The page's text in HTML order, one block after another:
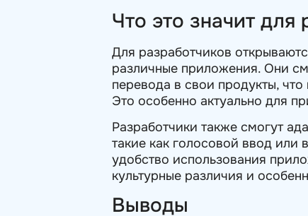
Что это значит для
Для разработчиков
различные приложения. Они
перевода в свои продукты,
Это особенно актуально для
Разработчики также смогут
такие как голосовой ввод
удобство использования
культурные различия и
Выводы